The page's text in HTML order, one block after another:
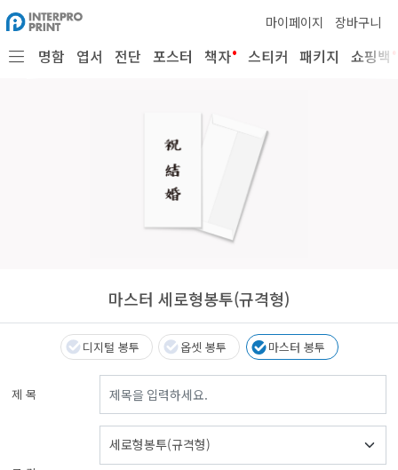
마이페이지 장바구니
명함 엽서 전단 포스터 책자• 스티커 패키지 쇼핑백•
마스터 세로형봉투(규격형)
디지털 봉투 옵셋 봉투 마스터 봉투
제 목